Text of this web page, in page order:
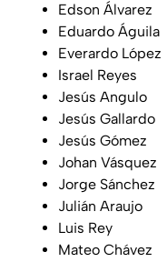
Edson Álvarez
Eduardo Águila
Everardo López
Israel Reyes
Jesús Angulo
Jesús Gallardo
Jesús Gómez
Johan Vásquez
Jorge Sánchez
Julián Araujo
Luis Rey
Mateo Chávez